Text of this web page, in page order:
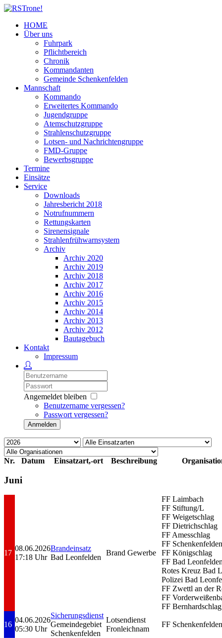
HOME
Über uns
Fuhrpark
Pflichtbereich
Chronik
Kommandanten
Gemeinde Schenkenfelden
Mannschaft
Kommando
Erweitertes Kommando
Jugendgruppe
Atemschutzgruppe
Strahlenschutzgruppe
Lotsen- und Nachrichtengruppe
FMD-Gruppe
Bewerbsgruppe
Termine
Einsätze
Service
Downloads
Jahresbericht 2018
Notrufnummern
Rettungskarten
Sirenensignale
Strahlenfrühwarnsystem
Archiv
Archiv 2020
Archiv 2019
Archiv 2018
Archiv 2017
Archiv 2016
Archiv 2015
Archiv 2014
Archiv 2013
Archiv 2012
Bautagebuch
Kontakt
Impressum
Angemeldet bleiben
Benutzername vergessen?
Passwort vergessen?
Anmelden
Nr. Datum Einsatzart,-ort Beschreibung
Juni
17
08.06.2026
17:18 Uhr
Brandeinsatz
Bad Leonfelden
Brand Gewerbe
FF Laimbach
FF Stiftung/L
FF Weigetschlag
FF Dietrichschlag
FF Amesschlag
FF Schenkenfelden
FF Königschlag
FF Bad
Rotes Kreuz Bad
Polizei Bad
FF Zwettl an der
FF
FF Bernhardschlag
16
04.06.2026
05:30 Uhr
Sicherungsdienst
Gemeindegebiet
Schenkenfelden
Lotsendienst
Fronleichnam
FF Schenkenfelden